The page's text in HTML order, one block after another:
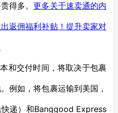
得多。更多关于速卖通的内
返佣福利补贴！提升卖家对
和交付时间，将取决于包裹
例如，将包裹运输到美国，
递）和Banggood Express